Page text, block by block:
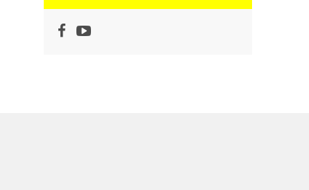
Facebook
YouTube